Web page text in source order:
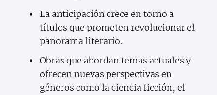
La anticipación crece en torno a
títulos que prometen revolucionar el
panorama literario.
Obras que abordan temas actuales y
ofrecen nuevas perspectivas en
géneros como la ciencia ficción, el